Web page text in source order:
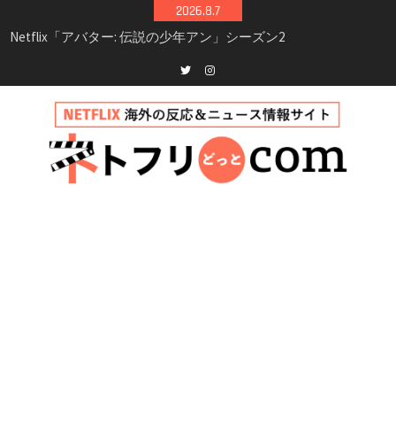
to
2026.8.7
シーズン3最新情報
Netflix映画「ボイスメールで恋をして」キャス
イッチ主演ロマコメ
新決定！2027年撮影開始へ
兄弟大騒動のコメディ映画「リトル・ブラザ
ー」がNetflixで配信！─キャスト・あらすじ・
見どころまとめ
Twitterinstagram